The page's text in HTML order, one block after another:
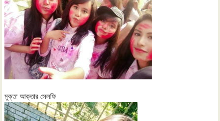
মুক্তা আক্তার সেলফি